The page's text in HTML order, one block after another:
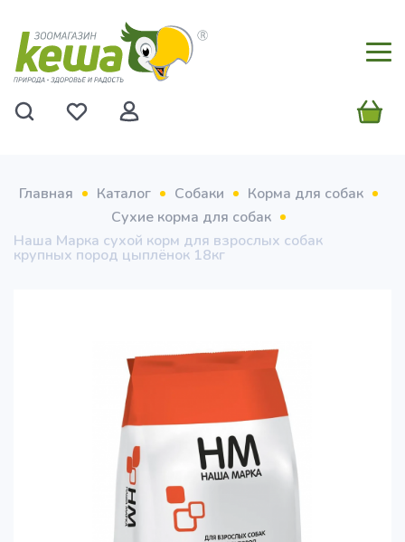
Главная Каталог Собаки
Корма для собак
Сухие корма для собак
Наша Марка сухой корм для взрослых собак
крупных пород цыплёнок 18кг